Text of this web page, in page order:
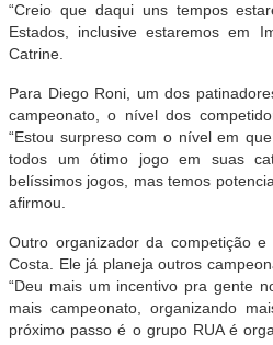
“Creio que daqui uns tempos
Estados, inclusive estaremos em
Catrine.
Para Diego Roni, um dos
campeonato, o nível dos
“Estou surpreso com o nível em
todos um ótimo jogo em suas
belíssimos jogos, mas temos
afirmou.
Outro organizador da competição
Costa. Ele já planeja outros
“Deu mais um incentivo pra gente
mais campeonato, organizando
próximo passo é o grupo RUA é